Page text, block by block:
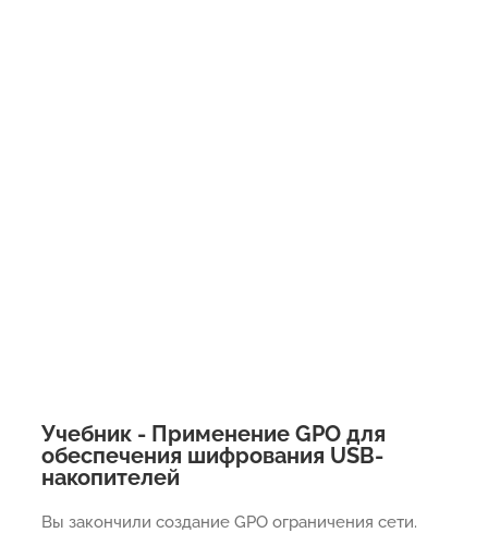
Учебник - Применение GPO для
обеспечения шифрования USB-
накопителей
Вы закончили создание GPO ограничения сети.